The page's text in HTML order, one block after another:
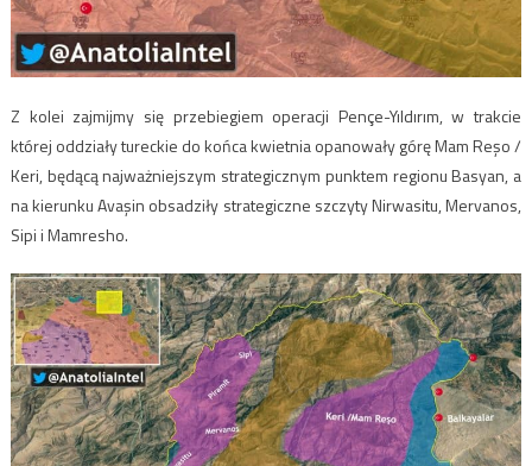
Z kolei zajmijmy się przebiegiem operacji Pençe-Yıldırım, w trakcie
której oddziały tureckie do końca kwietnia opanowały górę Mam Reşo /
Keri, będącą najważniejszym strategicznym punktem regionu Basyan, a
na kierunku Avaşin obsadziły strategiczne szczyty Nirwasitu, Mervanos,
Sipi i Mamresho.